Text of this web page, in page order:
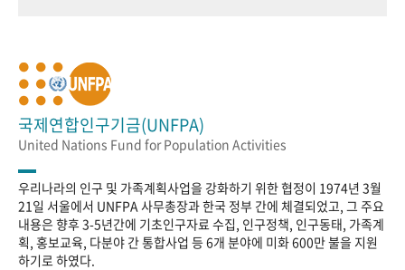
국제연합인구기금(UNFPA)
United Nations Fund for Population Activities
우리나라의 인구 및 가족계획사업을 강화하기 위한 협정이 1974년 3월
21일 서울에서 UNFPA 사무총장과 한국 정부 간에 체결되었고, 그 주요
내용은 향후 3-5년간에 기초인구자료 수집, 인구정책, 인구동태, 가족계
획, 홍보교육, 다분야 간 통합사업 등 6개 분야에 미화 600만 불을 지원
하기로 하였다.